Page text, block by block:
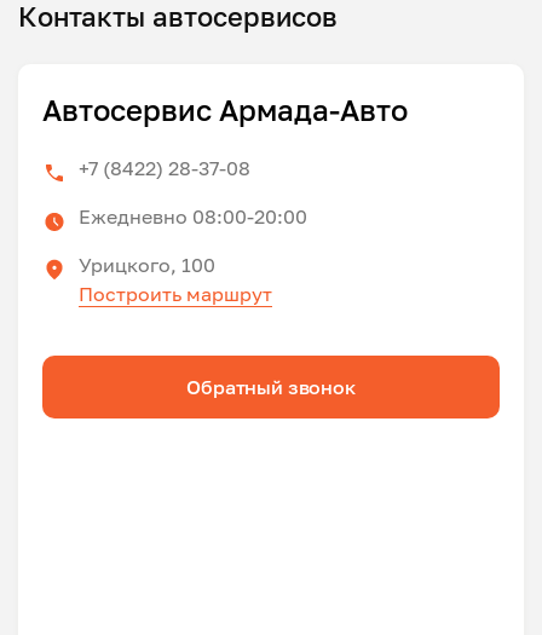
Контакты автосервисов
Автосервис Армада-Авто
+7 (8422) 28-37-08
Ежедневно 08:00-20:00
Урицкого, 100
Построить маршрут
Обратный звонок